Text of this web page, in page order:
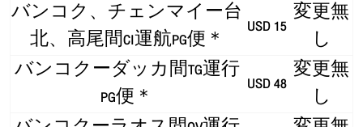
バンコク、チェンマイー台
北、高尾間CI運航PG便＊
USD 15
変更無
し
バンコクーダッカ間TG運行
PG便＊
USD 48
変更無
し